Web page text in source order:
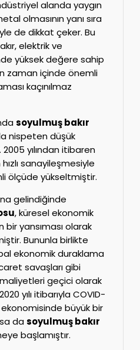
alanda yaygın
olmasının yanı sıra
de dikkat çeker. Bu
elektrik ve
yüksek değere sahip
zaman içinde önemli
kaçınılmaz
soyulmuş bakır
nispeten düşük
yılından itibaren
sanayileşmesiyle
ölçüde yükseltmiştir.
gelindiğinde
, küresel ekonomik
yansıması olarak
Bununla birlikte
ekonomik duraklama
savaşları gibi
geçici olarak
yılı itibarıyla COVID-
büyük bir
dasoyulmuş bakır
başlamıştır.